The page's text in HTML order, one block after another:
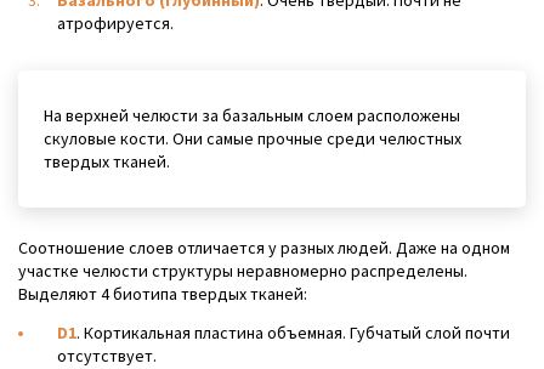
атрофируется.
На верхней челюсти за базальным слоем расположены
скуловые кости. Они самые прочные среди челюстных
твердых тканей.
Соотношение слоев отличается у разных людей. Даже на одном
участке челюсти структуры неравномерно распределены.
Выделяют 4 биотипа твердых тканей:
D1. Кортикальная пластина объемная. Губчатый слой почти
отсутствует.